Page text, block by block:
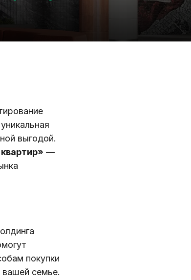
выгодой.
—
покупки
вашей семье.